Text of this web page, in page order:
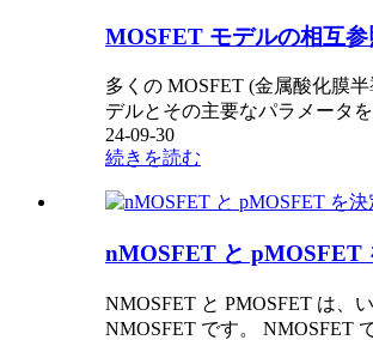
MOSFET モデルの相互
多くの MOSFET (金属酸化膜
デルとその主要なパラメータ
24-09-30
続きを読む
nMOSFET と pMOSFET
NMOSFET と PMOSFET は、
NMOSFET です。 NMOSFET